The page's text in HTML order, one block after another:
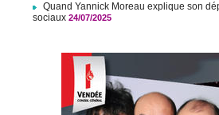
Quand Yannick Moreau explique son
sociaux 24/07/2025